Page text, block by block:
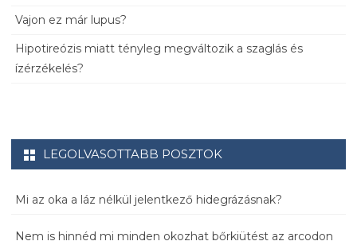
Vajon ez már lupus?
Hipotireózis miatt tényleg megváltozik a szaglás és
ízérzékelés?
LEGOLVASOTTABB POSZTOK
Mi az oka a láz nélkül jelentkező hidegrázásnak?
Nem is hinnéd mi minden okozhat bőrkiütést az arcodon